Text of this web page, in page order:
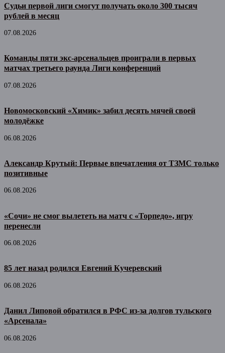
Судьи первой лиги смогут получать около 300 тысяч
рублей в месяц
07.08.2026
Команды пяти экс-арсенальцев проиграли в первых
матчах третьего раунда Лиги конференций
07.08.2026
Новомосковский «Химик» забил десять мячей своей
молодёжке
06.08.2026
Александр Крутый: Первые впечатления от ТЗМС только
позитивные
06.08.2026
«Сочи» не смог вылететь на матч с «Торпедо», игру
перенесли
06.08.2026
85 лет назад родился Евгений Кучеревский
06.08.2026
Данил Липовой обратился в РФС из-за долгов тульского
«Арсенала»
06.08.2026